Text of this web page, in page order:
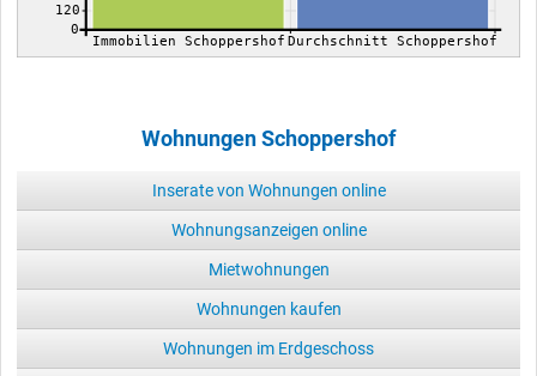
0
120
Immobilien Schoppershof Durchschnitt Schoppershof
Wohnungen Schoppershof
Inserate von Wohnungen online
Wohnungsanzeigen online
Mietwohnungen
Wohnungen kaufen
Wohnungen im Erdgeschoss